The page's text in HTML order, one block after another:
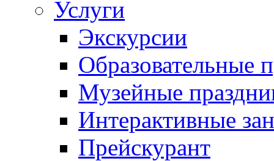
Услуги
Экскурсии
Образовательные
Музейные
Интерактивные
Прейскурант